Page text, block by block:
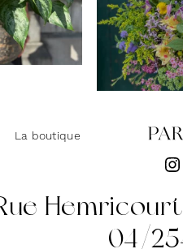
La boutique
04/